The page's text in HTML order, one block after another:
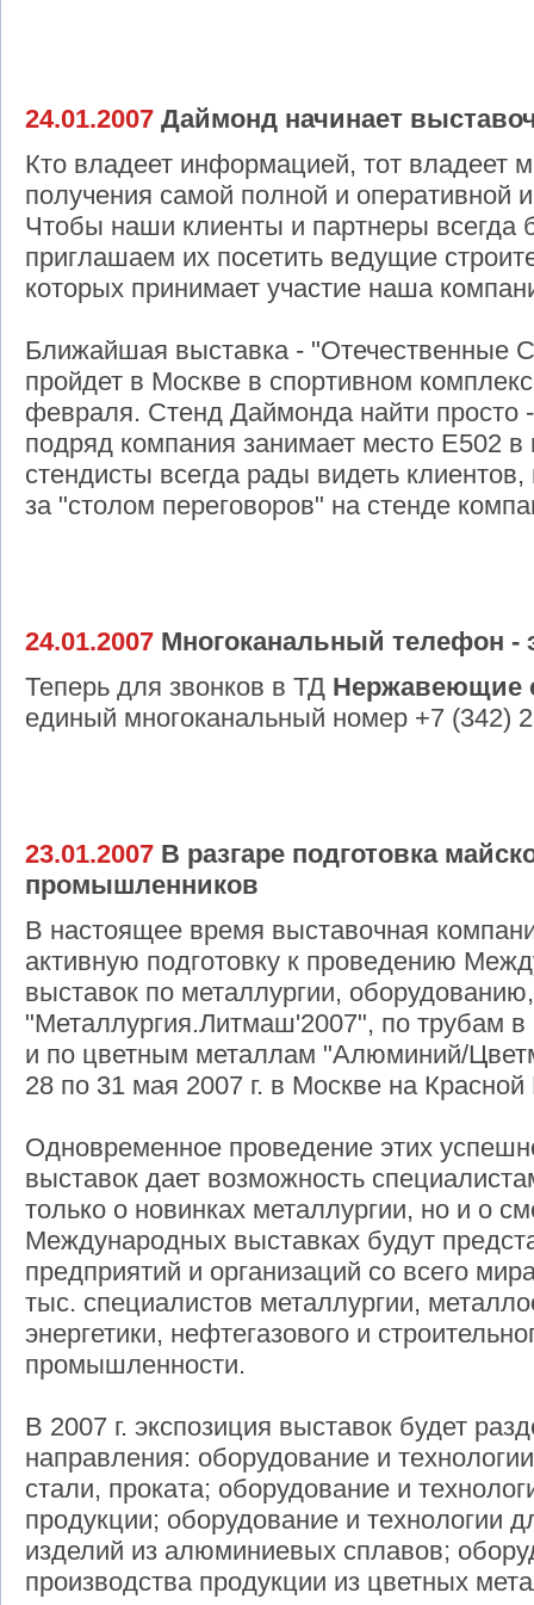
24.01.2007 Даймонд начинает
Кто владеет информацией, тот владеет
получения самой полной и оперативной
Чтобы наши клиенты и партнеры
приглашаем их посетить ведущие
которых принимает участие наша
Ближайшая выставка - "Отечественные
пройдет в Москве в спортивном
февраля. Стенд Даймонда найти просто
подряд компания занимает место Е502
стендисты всегда рады видеть
за "столом переговоров" на стенде
24.01.2007 Многоканальный телефон -
Теперь для звонков в ТД Нержавеющие
единый многоканальный номер +7 (342)
23.01.2007 В разгаре подготовка
промышленников
В настоящее время выставочная
активную подготовку к проведению
выставок по металлургии,
"Металлургия.Литмаш'2007", по трубам
и по цветным металлам "Алюминий/
28 по 31 мая 2007 г. в Москве на
Одновременное проведение этих
выставок дает возможность
только о новинках металлургии, но и о
Международных выставках будут
предприятий и организаций со всего
тыс. специалистов металлургии,
энергетики, нефтегазового и
промышленности.
В 2007 г. экспозиция выставок будет
направления: оборудование и
стали, проката; оборудование и
продукции; оборудование и технологии
изделий из алюминиевых сплавов;
производства продукции из цветных